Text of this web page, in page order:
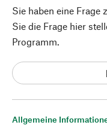
Allgemeine
Sie haben eine Frage
Sie die Frage hier
Programm.